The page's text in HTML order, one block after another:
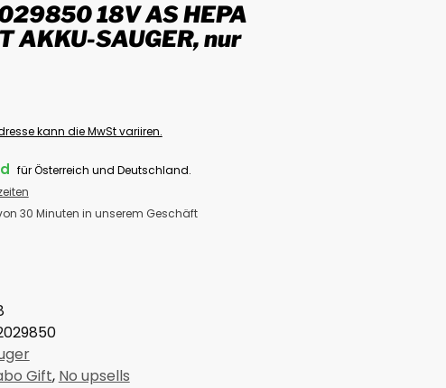
18V AS HEPA
AKKU-SAUGER, nur
kann die MwSt variiren.
für Österreich und Deutschland.
30 Minuten in unserem Geschäft
Gift, No upsells